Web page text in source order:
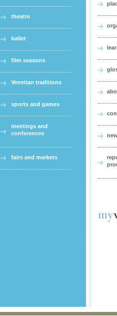
theatre
ballet
film seasons
Venetian traditions
sports and games
meetings and
conferences
fairs and markets